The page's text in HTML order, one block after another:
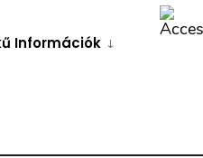
Információk